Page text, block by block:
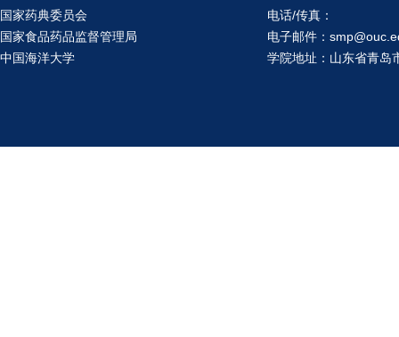
国家药典委员会
国家食品药品监督管理局
中国海洋大学
电话/传真：
电子邮件：
学院地址：山东省青岛